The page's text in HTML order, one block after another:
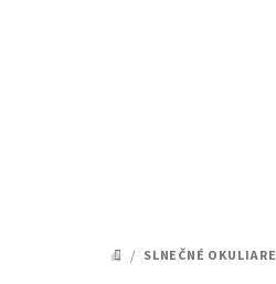
DOMOV
/ SLNEČNÉ OKULIARE